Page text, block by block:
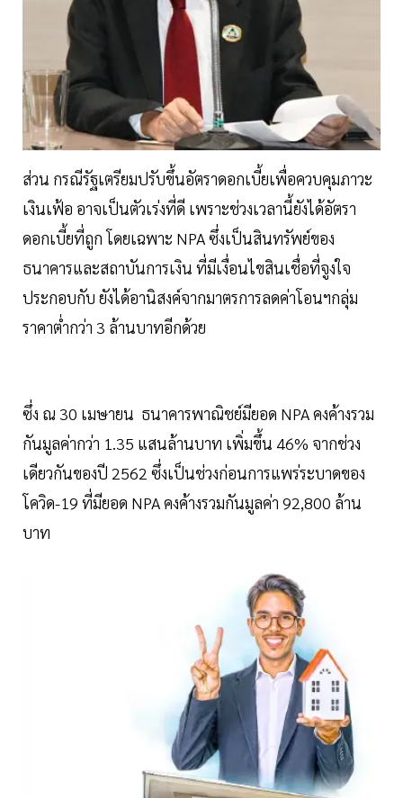
ส่วน กรณีรัฐเตรียมปรับขึ้นอัตราดอกเบี้ยเพื่อควบคุมภาวะ
เงินเฟ้อ อาจเป็นตัวเร่งที่ดี เพราะช่วงเวลานี้ยังได้อัตรา
ดอกเบี้ยที่ถูก โดยเฉพาะ NPA ซึ่งเป็นสินทรัพย์ของ
ธนาคารและสถาบันการเงิน ที่มีเงื่อนไขสินเชื่อที่จูงใจ
ประกอบกับ ยังได้อานิสงค์จากมาตรการลดค่าโอนฯกลุ่ม
ราคาต่ำกว่า 3 ล้านบาทอีกด้วย
ซึ่ง ณ 30 เมษายน ธนาคารพาณิชย์มียอด NPA คงค้างรวม
กันมูลค่ากว่า 1.35 แสนล้านบาท เพิ่มขึ้น 46% จากช่วง
เดียวกันของปี 2562 ซึ่งเป็นช่วงก่อนการแพร่ระบาดของ
โควิด-19 ที่มียอด NPA คงค้างรวมกันมูลค่า 92,800 ล้าน
บาท